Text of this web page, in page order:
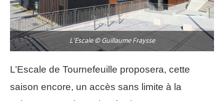
L’Escale © Guillaume Fraysse
L’Escale de Tournefeuille proposera, cette
saison encore, un accès sans limite à la